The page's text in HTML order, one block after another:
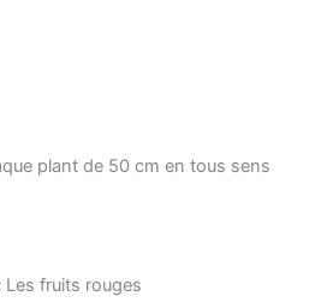
plant de 50 cm en tous sens
Les fruits rouges